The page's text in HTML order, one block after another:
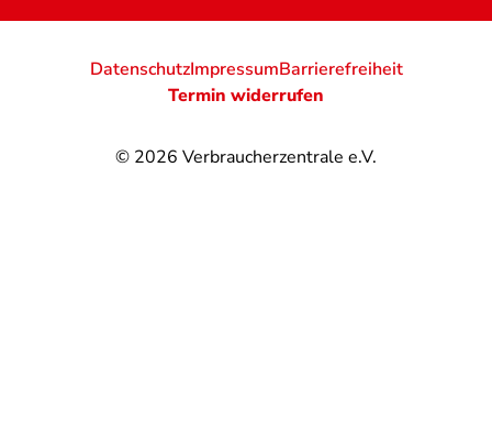
© 2026 Verbraucherzentrale e.V.
DatenschutzImpressumBarrierefreiheit
Termin widerrufen